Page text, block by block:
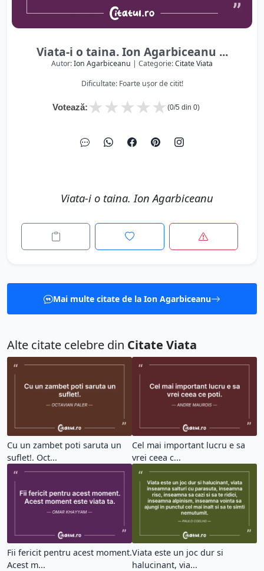
Viata-i o taina. Ion Agarbiceanu ...
Autor:Ion Agarbiceanu | Categorie:Citate Viata
Dificultate: Foarte ușor de citit!
Votează: ★
★
★
★
★ (0/5 din 0)
Viata-i o taina. Ion Agarbiceanu
Mai multe citate de la Ion Agarbiceanu
Alte citate celebre din Citate Viata
Cu un zambet poti saruta un
suflet!. Oct...
Cel mai important lucru e sa
vrei ceea c...
Fii fericit pentru acest moment.
Acest m...
Viata este un joc dur si
halucinant, via...